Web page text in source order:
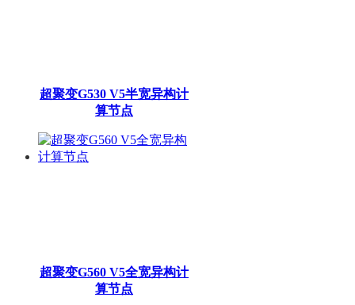
超聚变G530 V5半宽异构计
算节点
超聚变G560 V5全宽异构计
算节点